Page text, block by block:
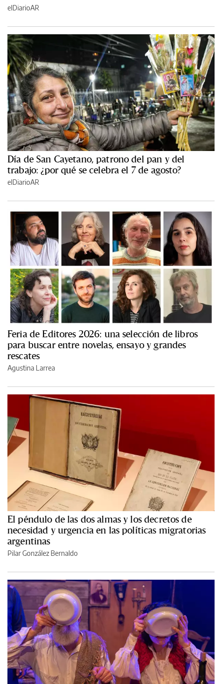
elDiarioAR
Día de San Cayetano, patrono del pan y del
trabajo: ¿por qué se celebra el 7 de agosto?
elDiarioAR
Feria de Editores 2026: una selección de libros
para buscar entre novelas, ensayo y grandes
rescates
Agustina Larrea
El péndulo de las dos almas y los decretos de
necesidad y urgencia en las políticas migratorias
argentinas
Pilar González Bernaldo